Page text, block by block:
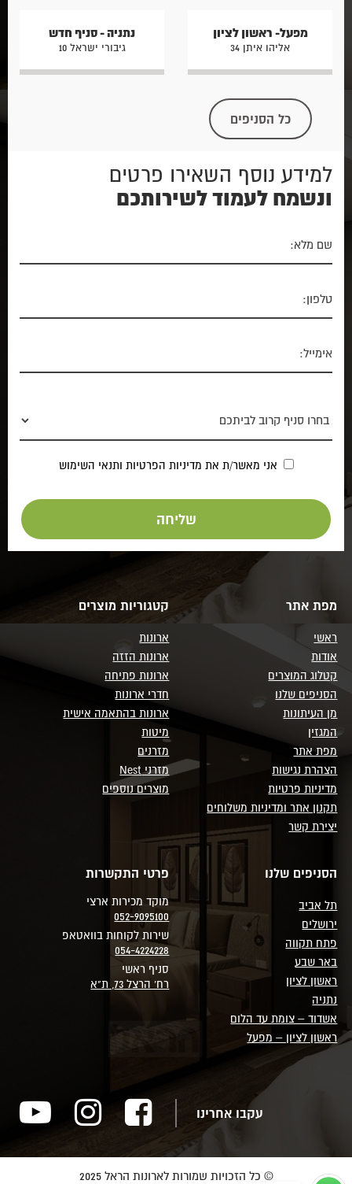
מפעל- ראשון לציון
אליהו איתן 34
נתניה - סניף חדש
גיבורי ישראל 10
כל הסניפים
למידע נוסף השאירו פרטים
ונשמח לעמוד לשירותכם
אני מאשר/ת את מדיניות הפרטיות ותנאי השימוש
מפת אתר
ראשי
אודות
קטלוג המוצרים
הסניפים שלנו
מן העיתונות
המגזין
מפת אתר
הצהרת נגישות
מדיניות פרטיות
תקנון אתר ומדיניות משלוחים
יצירת קשר
קטגוריות מוצרים
ארונות
ארונות הזזה
ארונות פתיחה
חדרי ארונות
ארונות בהתאמה אישית
מיטות
מזרנים
מזרני Nest
מוצרים נוספים
הסניפים שלנו
תל אביב
ירושלים
פתח תקווה
באר שבע
ראשון לציון
נתניה
אשדוד – צומת עד הלום
ראשון לציון – מפעל
פרטי התקשרות
מוקד מכירות ארצי
052-9095100
שירות לקוחות בוואטאפ
054-4224228
סניף ראשי
רח' הרצל 73, ת"א
עקבו אחרינו
© כל הזכויות שמורות לארונות הראל 2025